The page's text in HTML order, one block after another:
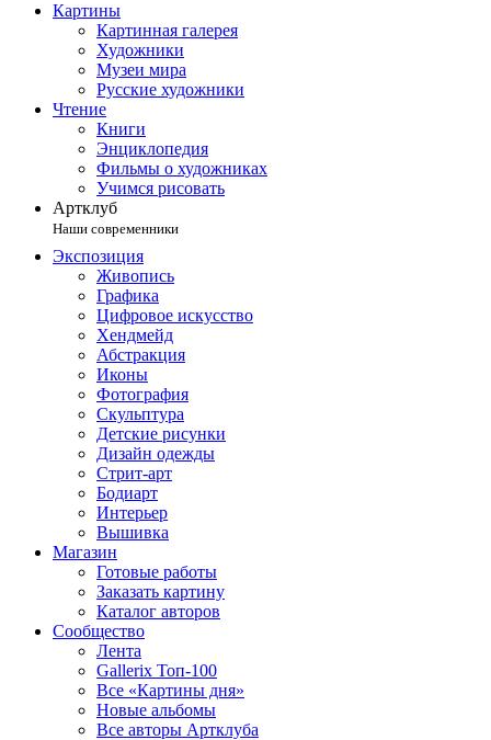
Картины
Картинная галерея
Художники
Музеи мира
Русские художники
Чтение
Книги
Энциклопедия
Фильмы о художниках
Учимся рисовать
Артклуб
Наши современники
Экспозиция
Живопись
Графика
Цифровое искусство
Хендмейд
Абстракция
Иконы
Фотография
Скульптура
Детские рисунки
Дизайн одежды
Стрит-арт
Бодиарт
Интерьер
Вышивка
Магазин
Готовые работы
Заказать картину
Каталог авторов
Сообщество
Лента
Gallerix Топ-100
Все «Картины дня»
Новые альбомы
Все авторы Артклуба